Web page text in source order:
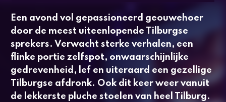
Een avond vol gepassioneerd geouwehoer
door de meest uiteenlopende Tilburgse
sprekers. Verwacht sterke verhalen, een
flinke portie zelfspot, onwaarschijnlijke
gedrevenheid, lef en uiteraard een gezellige
Tilburgse afdronk. Ook dit keer weer vanuit
de lekkerste pluche stoelen van heel Tilburg.